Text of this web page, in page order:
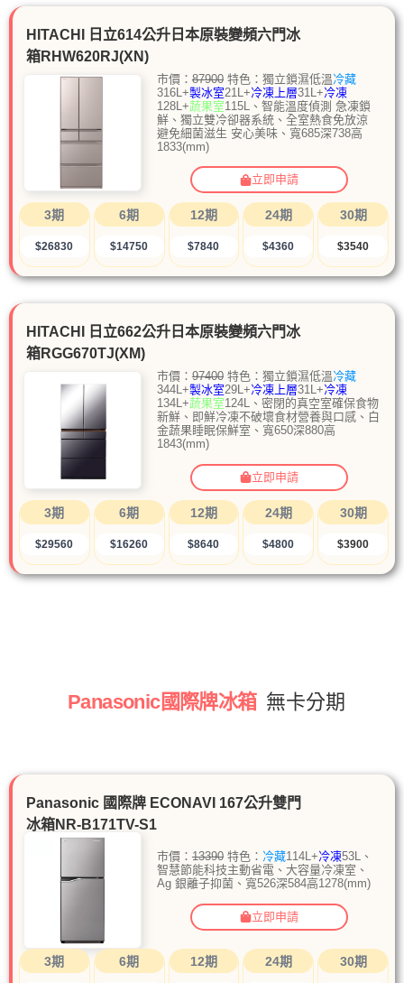
HITACHI 日立614公升日本原裝變頻六門冰
箱RHW620RJ(XN)
市價： 87900特色：獨立鎖濕低溫冷藏
316L+製冰室21L+冷凍上層31L+冷凍
128L+蔬果室115L、智能溫度偵測 急凍鎖
鮮、獨立雙冷卻器系統、全室熱食免放涼
避免細菌滋生 安心美味、寬685深738高
1833(mm)
立即申請
3期
$26830
6期
$14750
12期
$7840
24期
$4360
30期
$3540
HITACHI 日立662公升日本原裝變頻六門冰
箱RGG670TJ(XM)
市價： 97400特色：獨立鎖濕低溫冷藏
344L+製冰室29L+冷凍上層31L+冷凍
134L+蔬果室124L、密閉的真空室確保食物
新鮮、即鮮冷凍不破壞食材營養與口感、白
金蔬果睡眠保鮮室、寬650深880高
1843(mm)
立即申請
3期
$29560
6期
$16260
12期
$8640
24期
$4800
30期
$3900
Panasonic國際牌冰箱 無卡分期
Panasonic 國際牌 ECONAVI 167公升雙門
冰箱NR-B171TV-S1
市價： 13390特色： 冷藏114L+冷凍53L、
智慧節能科技主動省電、大容量冷凍室、
Ag 銀離子抑菌、寬526深584高1278(mm)
立即申請
3期 6期 12期 24期 30期